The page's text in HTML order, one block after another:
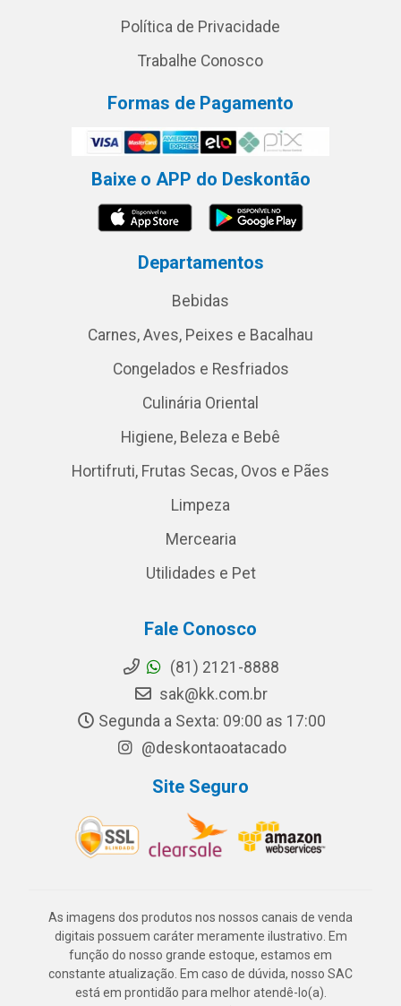
Política de Privacidade
Trabalhe Conosco
Formas de Pagamento
Baixe o APP do Deskontão
Departamentos
Bebidas
Carnes, Aves, Peixes e Bacalhau
Congelados e Resfriados
Culinária Oriental
Higiene, Beleza e Bebê
Hortifruti, Frutas Secas, Ovos e Pães
Limpeza
Mercearia
Utilidades e Pet
Fale Conosco
(81) 2121-8888
sak@kk.com.br
Segunda a Sexta: 09:00 as 17:00
@deskontaoatacado
Site Seguro
As imagens dos produtos nos nossos canais de venda
digitais possuem caráter meramente ilustrativo. Em
função do nosso grande estoque, estamos em
constante atualização. Em caso de dúvida, nosso SAC
está em prontidão para melhor atendê-lo(a).